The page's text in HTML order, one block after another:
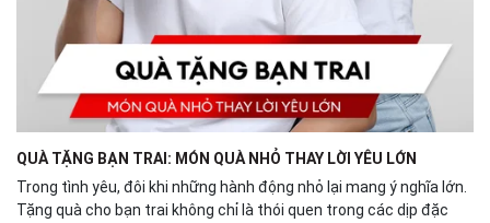
QUÀ TẶNG BẠN TRAI: MÓN QUÀ NHỎ THAY LỜI YÊU LỚN
Trong tình yêu, đôi khi những hành động nhỏ lại mang ý nghĩa lớn.
Tặng quà cho bạn trai không chỉ là thói quen trong các dịp đặc